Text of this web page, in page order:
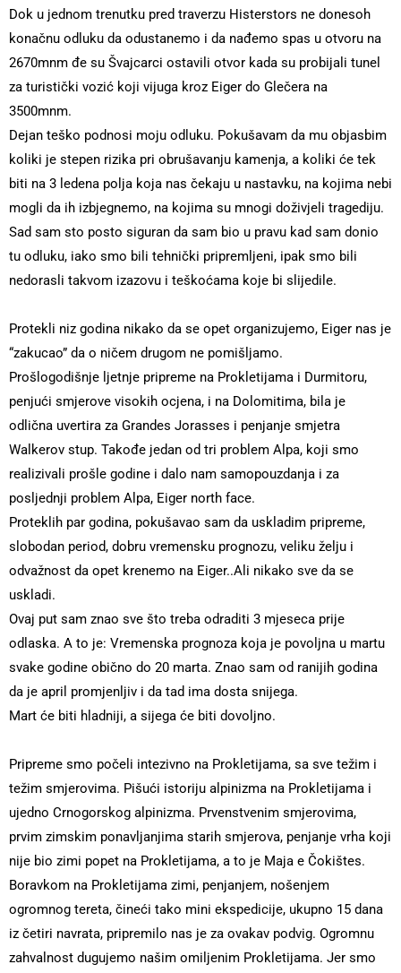
Dok u jednom trenutku pred traverzu Histerstors ne donesoh
konačnu odluku da odustanemo i da nađemo spas u otvoru na
2670mnm đe su Švajcarci ostavili otvor kada su probijali tunel
za turistički vozić koji vijuga kroz Eiger do Glečera na
3500mnm.
Dejan teško podnosi moju odluku. Pokušavam da mu objasbim
koliki je stepen rizika pri obrušavanju kamenja, a koliki će tek
biti na 3 ledena polja koja nas čekaju u nastavku, na kojima nebi
mogli da ih izbjegnemo, na kojima su mnogi doživjeli tragediju.
Sad sam sto posto siguran da sam bio u pravu kad sam donio
tu odluku, iako smo bili tehnički pripremljeni, ipak smo bili
nedorasli takvom izazovu i teškoćama koje bi slijedile.
Protekli niz godina nikako da se opet organizujemo, Eiger nas je
“zakucao” da o ničem drugom ne pomišljamo.
Prošlogodišnje ljetnje pripreme na Prokletijama i Durmitoru,
penjući smjerove visokih ocjena, i na Dolomitima, bila je
odlična uvertira za Grandes Jorasses i penjanje smjetra
Walkerov stup. Takođe jedan od tri problem Alpa, koji smo
realizivali prošle godine i dalo nam samopouzdanja i za
posljednji problem Alpa, Eiger north face.
Proteklih par godina, pokušavao sam da uskladim pripreme,
slobodan period, dobru vremensku prognozu, veliku želju i
odvažnost da opet krenemo na Eiger..Ali nikako sve da se
uskladi.
Ovaj put sam znao sve što treba odraditi 3 mjeseca prije
odlaska. A to je: Vremenska prognoza koja je povoljna u martu
svake godine obično do 20 marta. Znao sam od ranijih godina
da je april promjenljiv i da tad ima dosta snijega.
Mart će biti hladniji, a sijega će biti dovoljno.
Pripreme smo počeli intezivno na Prokletijama, sa sve težim i
težim smjerovima. Pišući istoriju alpinizma na Prokletijama i
ujedno Crnogorskog alpinizma. Prvenstvenim smjerovima,
prvim zimskim ponavljanjima starih smjerova, penjanje vrha koji
nije bio zimi popet na Prokletijama, a to je Maja e Čokištes.
Boravkom na Prokletijama zimi, penjanjem, nošenjem
ogromnog tereta, čineći tako mini ekspedicije, ukupno 15 dana
iz četiri navrata, pripremilo nas je za ovakav podvig. Ogromnu
zahvalnost dugujemo našim omiljenim Prokletijama. Jer smo